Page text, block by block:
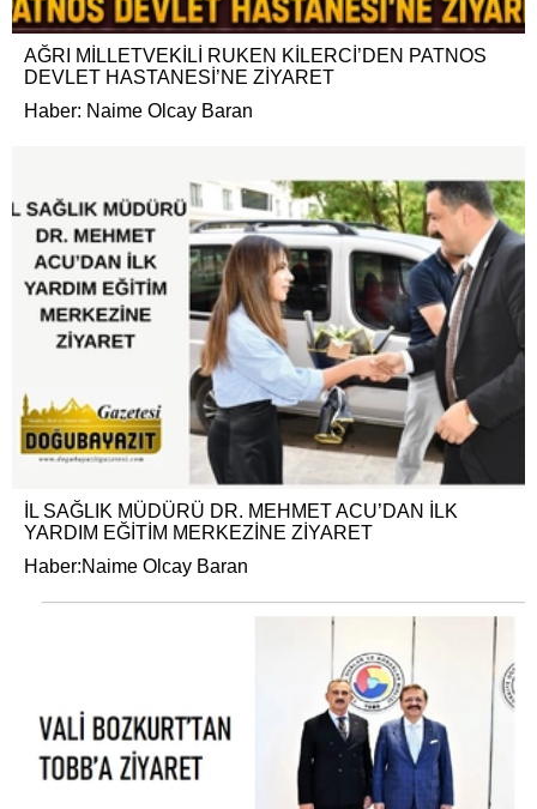
AĞRI MİLLETVEKİLİ RUKEN KİLERCİ’DEN PATNOS
DEVLET HASTANESİ’NE ZİYARET
Haber: Naime Olcay Baran
İL SAĞLIK MÜDÜRÜ DR. MEHMET ACU’DAN İLK
YARDIM EĞİTİM MERKEZİNE ZİYARET
Haber:Naime Olcay Baran